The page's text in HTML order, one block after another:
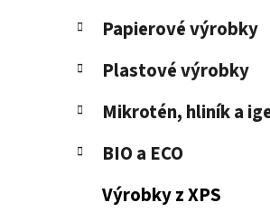
B
č
ý
a
Preskočiť
kategórie
K
a
e
ó
i
Papierové výrobky
Plastové výrobky
Mikrotén, hliník a
BIO a ECO
Výrobky z XPS